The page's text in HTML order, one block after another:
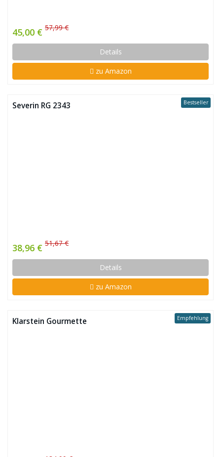
45,00 € 57,99 €
Details
zu Amazon
Bestseller
Severin RG 2343
38,96 € 51,67 €
Details
zu Amazon
Empfehlung
Klarstein Gourmette